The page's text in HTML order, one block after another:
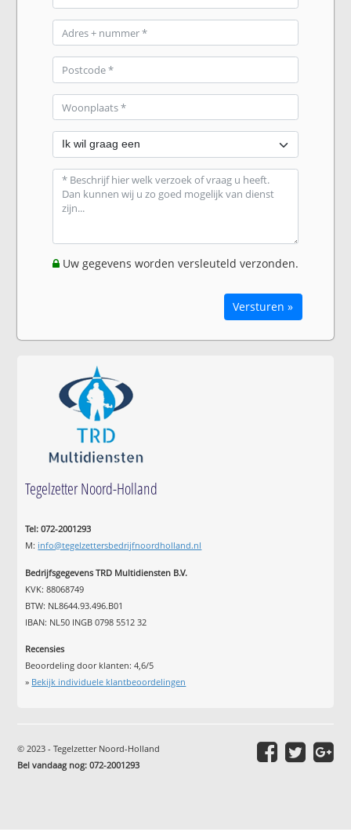
Uw gegevens worden versleuteld verzonden.
Versturen »
Tegelzetter Noord-Holland
Tel: 072-2001293
M: info@tegelzettersbedrijfnoordholland.nl
Bedrijfsgegevens TRD Multidiensten B.V.
KVK: 88068749
BTW: NL8644.93.496.B01
IBAN: NL50 INGB 0798 5512 32
Recensies
Beoordeling door klanten:4,6/5
» Bekijk individuele klantbeoordelingen
© 2023 - Tegelzetter Noord-Holland
Bel vandaag nog: 072-2001293